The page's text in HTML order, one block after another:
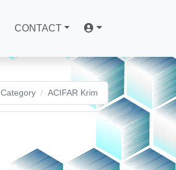
CONTACT
Category ACIFAR Krim